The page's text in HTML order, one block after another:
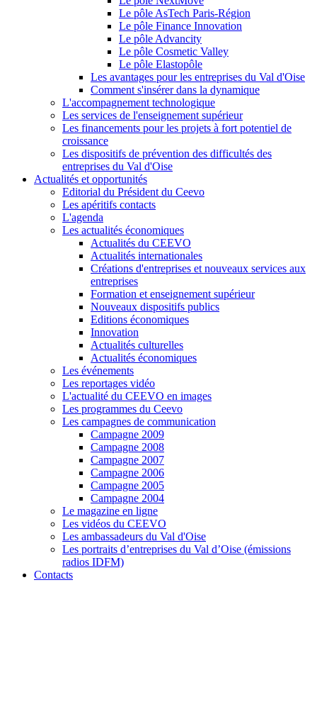
Le pôle AsTech Paris-Région
Le pôle Finance Innovation
Le pôle Advancity
Le pôle Cosmetic Valley
Le pôle Elastopôle
Les avantages pour les entreprises du Val d'Oise
Comment s'insérer dans la dynamique
L'accompagnement technologique
Les services de l'enseignement supérieur
Les financements pour les projets à fort potentiel de
croissance
Les dispositifs de prévention des difficultés des
entreprises du Val d'Oise
Actualités et opportunités
Editorial du Président du Ceevo
Les apéritifs contacts
L'agenda
Les actualités économiques
Actualités du CEEVO
Actualités internationales
Créations d'entreprises et nouveaux services aux
entreprises
Formation et enseignement supérieur
Nouveaux dispositifs publics
Editions économiques
Innovation
Actualités culturelles
Actualités économiques
Les événements
Les reportages vidéo
L'actualité du CEEVO en images
Les programmes du Ceevo
Les campagnes de communication
Campagne 2009
Campagne 2008
Campagne 2007
Campagne 2006
Campagne 2005
Campagne 2004
Le magazine en ligne
Les vidéos du CEEVO
Les ambassadeurs du Val d'Oise
Les portraits d’entreprises du Val d’Oise (émissions
radios IDFM)
Contacts